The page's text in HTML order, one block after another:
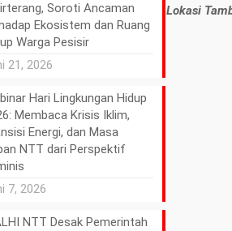
Foto: Doc. Warga di Sekitar Lokasi
Soroti Ancaman
Ekosistem dan Ruang
Warga Pesisir
21, 2026
Hari Lingkungan Hidup
Membaca Krisis Iklim,
Energi, dan Masa
NTT dari Perspektif
7, 2026
NTT Desak Pemerintah